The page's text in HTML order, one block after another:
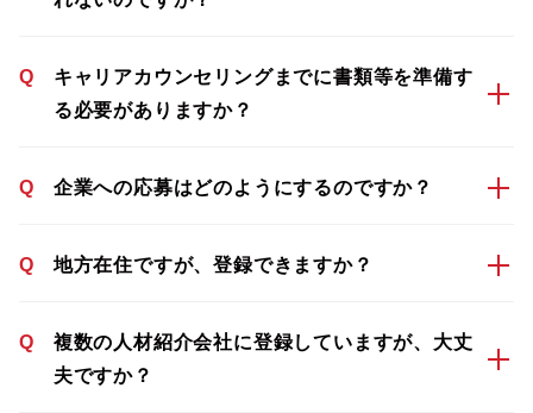
Q
キャリアカウンセリングまでに書類等を準備す
る必要がありますか？
Q 企業への応募はどのようにするのですか？
Q 地方在住ですが、登録できますか？
Q
複数の人材紹介会社に登録していますが、大丈
夫ですか？